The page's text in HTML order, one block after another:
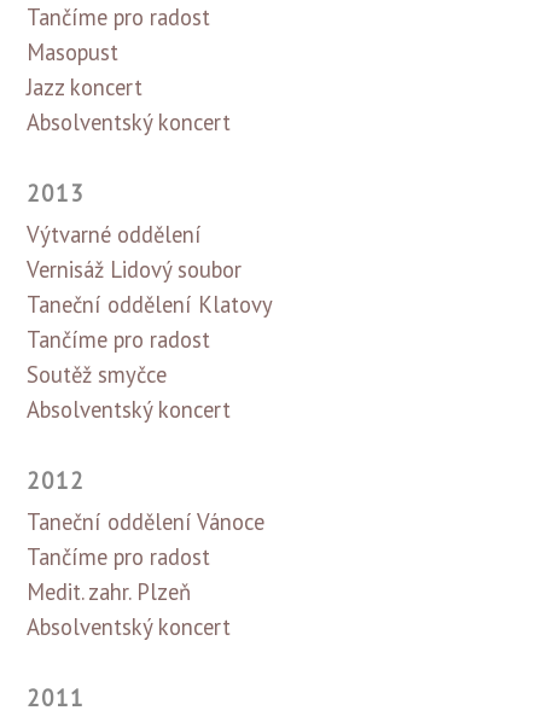
Tančíme pro radost
Masopust
Jazz koncert
Absolventský koncert
2013
Výtvarné oddělení
Vernisáž Lidový soubor
Taneční oddělení Klatovy
Tančíme pro radost
Soutěž smyčce
Absolventský koncert
2012
Taneční oddělení Vánoce
Tančíme pro radost
Medit. zahr. Plzeň
Absolventský koncert
2011